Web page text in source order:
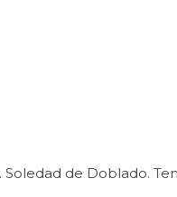
de Doblado.